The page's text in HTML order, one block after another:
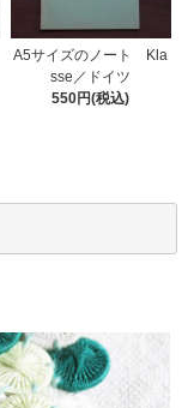
A5サイズのノート Kla
sse／ドイツ
550円(税込)